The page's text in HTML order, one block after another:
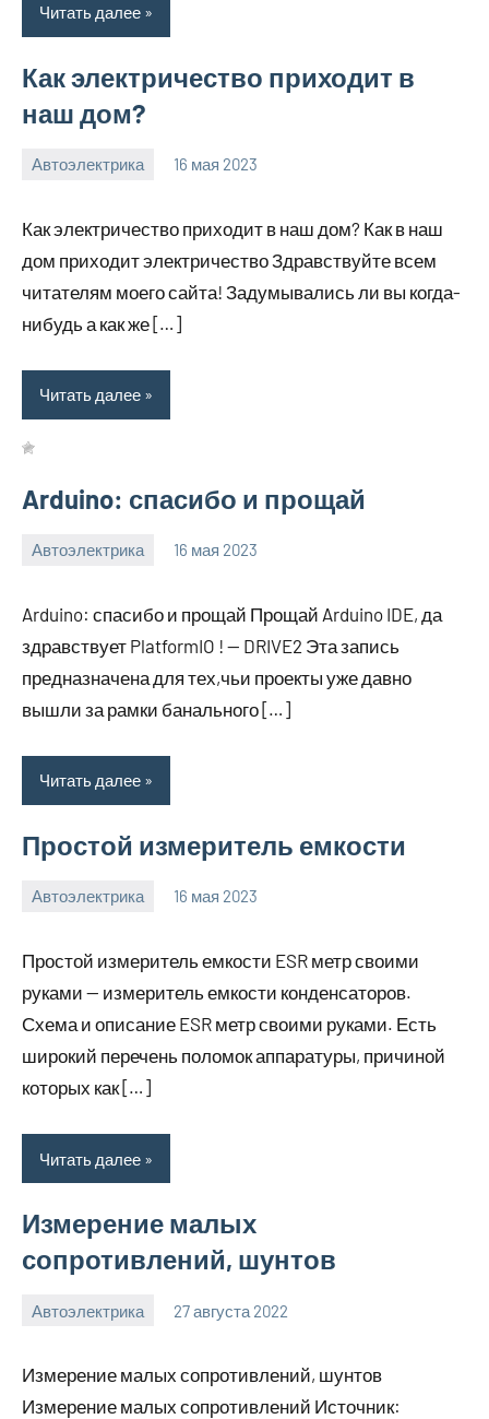
Читать далее
Как электричество приходит в
наш дом?
Автоэлектрика 16 мая 2023
witson_car_r
Как электричество приходит в наш дом? Как в наш
дом приходит электричество Здравствуйте всем
читателям моего сайта! Задумывались ли вы когда-
нибудь а как же […]
Читать далее
Arduino: спасибо и прощай
Автоэлектрика 16 мая 2023
witson_car_r
Arduino: спасибо и прощай Прощай Arduino IDE, да
здравствует PlatformIO ! — DRIVE2 Эта запись
предназначена для тех,чьи проекты уже давно
вышли за рамки банального […]
Читать далее
Простой измеритель емкости
Автоэлектрика 16 мая 2023
witson_car_r
Простой измеритель емкости ESR метр своими
руками — измеритель емкости конденсаторов.
Схема и описание ESR метр своими руками. Есть
широкий перечень поломок аппаратуры, причиной
которых как […]
Читать далее
Измерение малых
сопротивлений, шунтов
Автоэлектрика 27 августа 2022
witson_car_r
Измерение малых сопротивлений, шунтов
Измерение малых сопротивлений Источник: